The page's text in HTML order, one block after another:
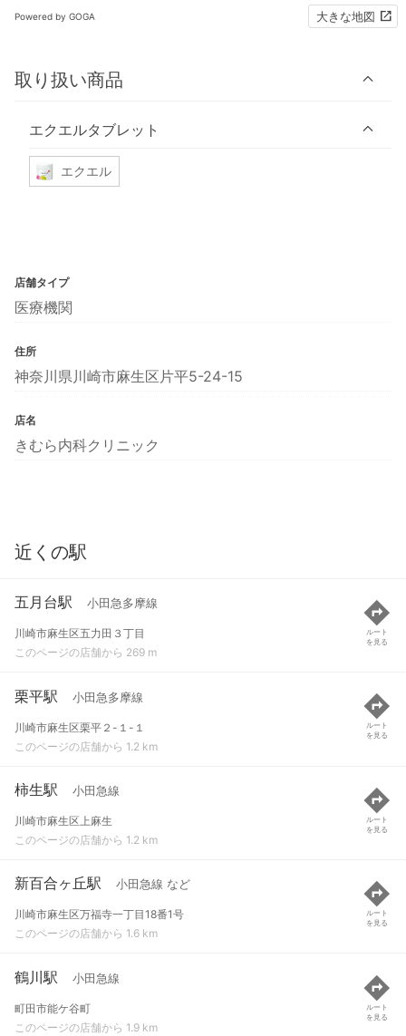
Powered by GOGA 大きな地図
取り扱い商品
エクエルタブレット
エクエル
店舗タイプ
医療機関
住所
神奈川県川崎市麻生区片平5-24-15
店名
きむら内科クリニック
近くの駅
五月台駅 小田急多摩線
川崎市麻生区五力田３丁目
このページの店舗から 269 m
ルート
を見る
栗平駅 小田急多摩線
川崎市麻生区栗平２-１-１
このページの店舗から 1.2 km
ルート
を見る
柿生駅 小田急線
川崎市麻生区上麻生
このページの店舗から 1.2 km
ルート
を見る
新百合ヶ丘駅 小田急線 など
川崎市麻生区万福寺一丁目18番1号
このページの店舗から 1.6 km
ルート
を見る
鶴川駅 小田急線
町田市能ケ谷町
このページの店舗から 1.9 km
ルート
を見る